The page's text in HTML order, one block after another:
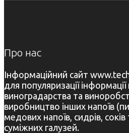
Про нас
Інформаційний сайт
для популяризації
виноградарства та
виробництво інших напоїв
медових напоїв, сидрів,
суміжних галузей.